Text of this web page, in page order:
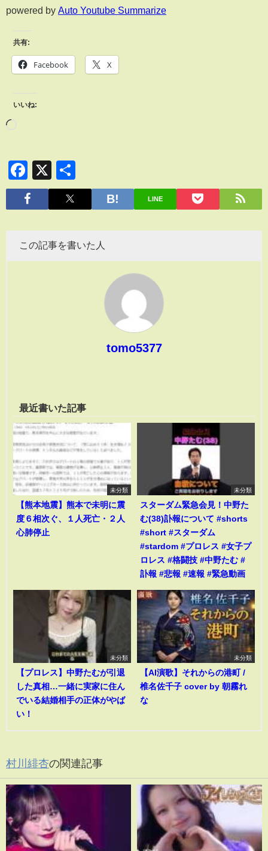
powered by Auto Youtube Summarize
共有:
Facebook X
いいね:
Facebook
X
有
LINE
この記事を書いた人
tomo5377
最近書いた記事
未分類
【熊本地震】熊本で未明に震
度６相次ぐ、１人死亡・２人
心肺停止
未分類
スターダム緊急会見！中野た
む(38)訃報について #shorts
#short #スターダム
#stardom #プロレス #女子プ
ロレス #格闘技 #中野たむ #
訃報 #悲報 #速報 #緊急動画
未分類
【プロレス】中野たむが引退
した真相…一緒に実家に住ん
でいる結婚相手の正体がやば
い！
未分類
【AI演歌】それからの港町 /
椎名佐千子 cover by 朝霧れ
な
村川緋杏の関連記事